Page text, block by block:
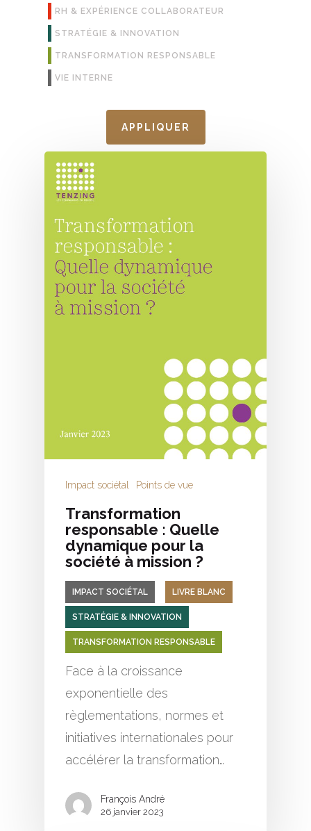
RH & EXPÉRIENCE COLLABORATEUR
STRATÉGIE & INNOVATION
TRANSFORMATION RESPONSABLE
VIE INTERNE
APPLIQUER
Impact sociétal Points de vue
Transformation
responsable : Quelle
dynamique pour la
société à mission ?
IMPACT SOCIÉTAL LIVRE BLANC
STRATÉGIE & INNOVATION
TRANSFORMATION RESPONSABLE
Face à la croissance
exponentielle des
règlementations, normes et
initiatives internationales pour
accélérer la transformation…
François André
26 janvier 2023